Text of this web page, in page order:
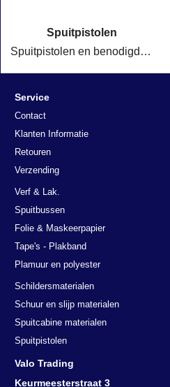
Spuitpistolen
Spuitpistolen en benodigdheden
Service
Contact
Klanten Informatie
Retouren
Verzending
Verf & Lak.
Spuitbussen
Folie & Maskeerpapier
Tape's - Plakband
Plamuur en polyester
Schildersmaterialen
Schuur en slijp materialen
Spuitcabine materialen
Spuitpistolen
Valo Trading
Keurmeesterstraat 3